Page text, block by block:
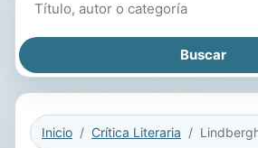
Inicio Crítica Literaria